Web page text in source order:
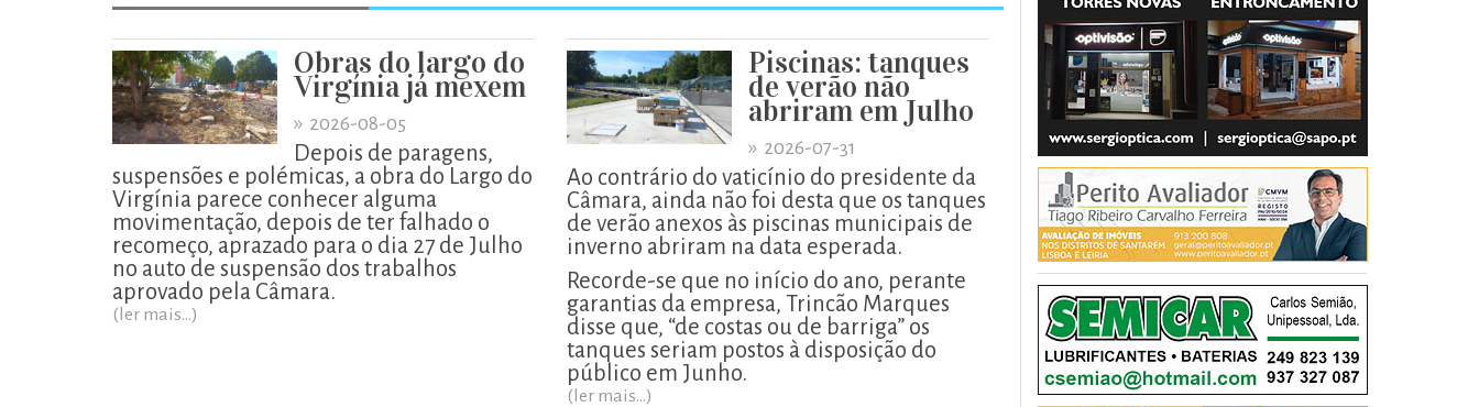
Obras do largo do
Virgínia já mexem
» 2026-08-05
Depois de paragens,
suspensões e polémicas, a obra do Largo do
Virgínia parece conhecer alguma
movimentação, depois de ter falhado o
recomeço, aprazado para o dia 27 de Julho
no auto de suspensão dos trabalhos
aprovado pela Câmara.
(ler mais...)
Piscinas: tanques
de verão não
abriram em Julho
» 2026-07-31
Ao contrário do vaticínio do presidente da
Câmara, ainda não foi desta que os tanques
de verão anexos às piscinas municipais de
inverno abriram na data esperada.
Recorde-se que no início do ano, perante
garantias da empresa, Trincão Marques
disse que, “de costas ou de barriga” os
tanques seriam postos à disposição do
público em Junho.
(ler mais...)